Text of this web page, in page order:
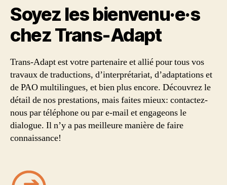
Soyez les bienvenu·e·s
chez Trans‑Adapt
Trans-Adapt est votre partenaire et allié pour tous vos
travaux de traductions, d’interprétariat, d’adaptations et
de PAO multilingues, et bien plus encore. Découvrez le
détail de nos prestations, mais faites mieux: contactez-
nous par téléphone ou par e-mail et engageons le
dialogue. Il n’y a pas meilleure manière de faire
connaissance!